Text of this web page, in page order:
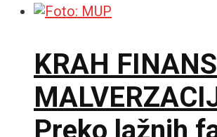
KRAH
Preko lažnih